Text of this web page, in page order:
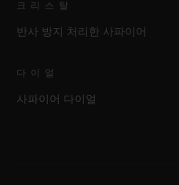
크리스탈
반사 방지 처리한 사파이어
다이얼
사파이어 다이얼